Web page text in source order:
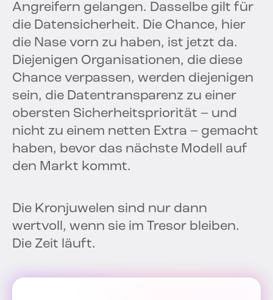
Angreifern gelangen. Dasselbe gilt für
die Datensicherheit. Die Chance, hier
die Nase vorn zu haben, ist jetzt da.
Diejenigen Organisationen, die diese
Chance verpassen, werden diejenigen
sein, die Datentransparenz zu einer
obersten Sicherheitspriorität – und
nicht zu einem netten Extra – gemacht
haben, bevor das nächste Modell auf
den Markt kommt.
Die Kronjuwelen sind nur dann
wertvoll, wenn sie im Tresor bleiben.
Die Zeit läuft.